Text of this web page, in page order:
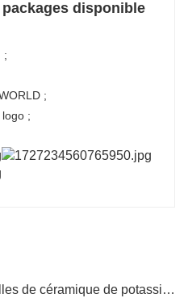
disponible
;
;
;
précédent : Filtre minéral, billes de céramique de potassium, granulés de potassium